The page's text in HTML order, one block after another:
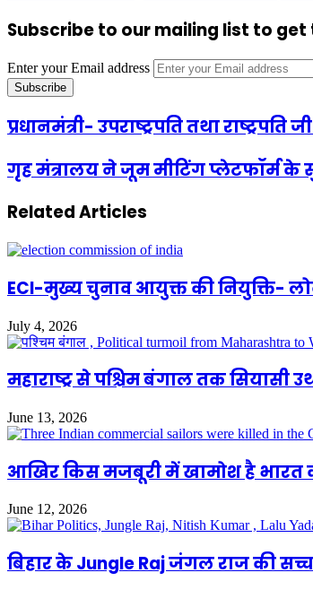
Subscribe to our mailing list to
Enter your Email address
प्रधानमंत्री- उपराष्ट्रपति तथा
गृह मंत्रालय ने जूम मीटिंग प्लेटफॉर्म के
Related Articles
ECI-मुख्य चुनाव आयुक्त की नियुक्ति-
July 4, 2026
महाराष्ट्र से पश्चिम बंगाल तक
June 13, 2026
आखिर किस मजबूरी में खामोश है भारत
June 12, 2026
बिहार के Jungle Raj जंगल राज की